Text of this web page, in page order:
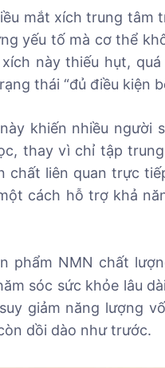
mắt xích trung tâm
yếu tố mà cơ thể
này thiếu hụt,
thái “đủ điều kiện
khiến nhiều người
thay vì chỉ tập
chất liên quan trực
cách hỗ trợ khả
phẩm NMN chất
sóc sức khỏe lâu
giảm năng lượng
dồi dào như trước.